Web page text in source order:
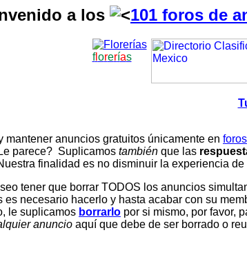
a los 101 foros de
florerías
mantener anuncios gratuitos únicamente en foros
parece? Suplicamos también que las
finalidad es no disminuir la experiencia
tener que borrar TODOS los anuncios
es necesario hacerlo y hasta acabar con su
le suplicamos borrarlo por si mismo, por favor,
anuncio aquí que debe de ser borrado o